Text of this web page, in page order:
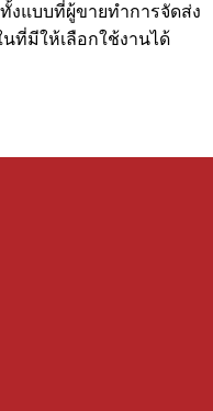
งแบบที่ผู้ขายทำการจัดส่ง
ที่มีให้เลือกใช้งานได้